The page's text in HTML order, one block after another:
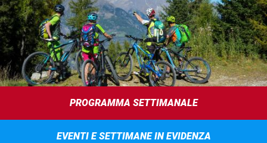
PROGRAMMA SETTIMANALE
EVENTI E SETTIMANE IN EVIDENZA